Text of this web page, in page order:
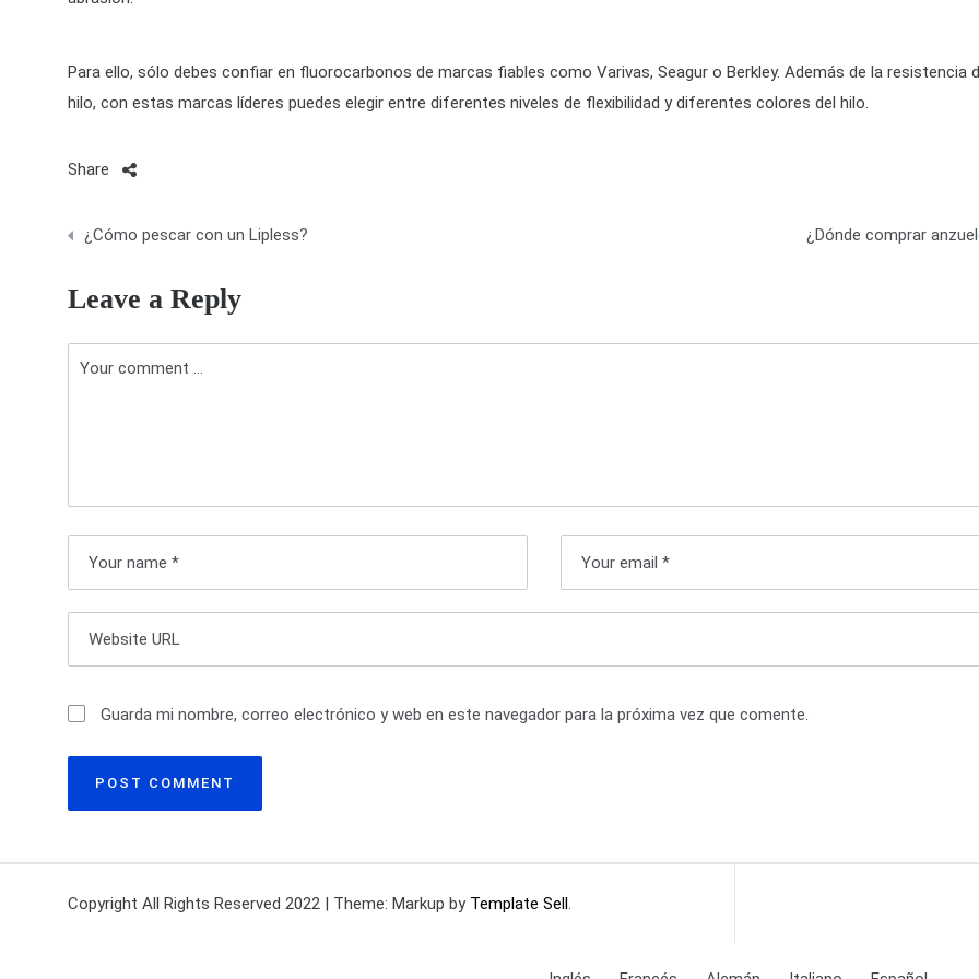
Para ello, sólo debes confiar en fluorocarbonos de marcas fiables como Varivas, Seagur o Berkley. Además de la resistencia
hilo, con estas marcas líderes puedes elegir entre diferentes niveles de flexibilidad y diferentes colores del hilo.
Share
v
e
n
e
t
r
a
¿Cómo pescar con un Lipless? ¿Dónde comprar
Leave a Reply
Guarda mi nombre, correo electrónico y web en este navegador para la próxima vez que comente.
Copyright All Rights Reserved 2022 | Theme: Markup by Template Sell.